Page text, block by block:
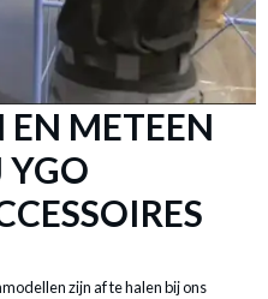
EN METEEN
YGO
zijn af te halen bij ons